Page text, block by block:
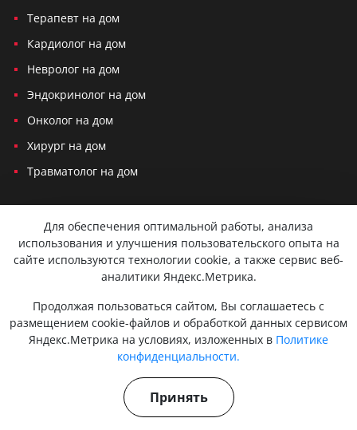
Терапевт на дом
Кардиолог на дом
Невролог на дом
Эндокринолог на дом
Онколог на дом
Хирург на дом
Травматолог на дом
Политика конфиденциальности
Согласие на обработку персональных данных
Вся представленная на сайте информация не является публичной
Консультации, которые оказываются по телефону, мессенджерам или
в соцсетях не являются медицинскими услугами и несут
исключительно информационный характер. Для сохранения вашей
конфиденциальности и безопасности мы используем cookies.
Персональные данные не передаются третьим лицам. Оставляя
заявку, вы даете согласие на обработку персональных данных.
Действуют мобильные медицинские бригады. Есть противопоказания.
Проконсультируйтесь с врачом. 18+
Для обеспечения оптимальной работы, анализа
использования и улучшения пользовательского опыта на
сайте используются технологии cookie, а также сервис веб-
аналитики Яндекс.Метрика.
Продолжая пользоваться сайтом, Вы соглашаетесь с
размещением cookie-файлов и обработкой данных сервисом
Яндекс.Метрика на условиях, изложенных в Политике
конфиденциальности.
Принять